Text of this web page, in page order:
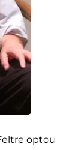
optou